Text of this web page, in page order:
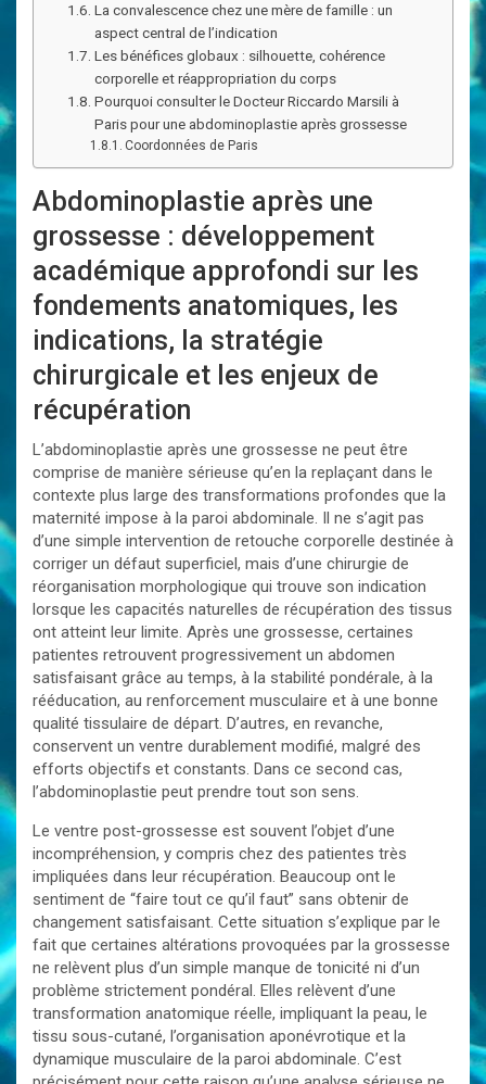
La convalescence chez une mère de famille : un
aspect central de l’indication
Les bénéfices globaux : silhouette, cohérence
corporelle et réappropriation du corps
Pourquoi consulter le Docteur Riccardo Marsili à
Paris pour une abdominoplastie après grossesse
Coordonnées de Paris
Abdominoplastie après une
grossesse : développement
académique approfondi sur les
fondements anatomiques, les
indications, la stratégie
chirurgicale et les enjeux de
récupération
L’abdominoplastie après une grossesse ne peut être
comprise de manière sérieuse qu’en la replaçant dans le
contexte plus large des transformations profondes que la
maternité impose à la paroi abdominale. Il ne s’agit pas
d’une simple intervention de retouche corporelle destinée à
corriger un défaut superficiel, mais d’une chirurgie de
réorganisation morphologique qui trouve son indication
lorsque les capacités naturelles de récupération des tissus
ont atteint leur limite. Après une grossesse, certaines
patientes retrouvent progressivement un abdomen
satisfaisant grâce au temps, à la stabilité pondérale, à la
rééducation, au renforcement musculaire et à une bonne
qualité tissulaire de départ. D’autres, en revanche,
conservent un ventre durablement modifié, malgré des
efforts objectifs et constants. Dans ce second cas,
l’abdominoplastie peut prendre tout son sens.
Le ventre post-grossesse est souvent l’objet d’une
incompréhension, y compris chez des patientes très
impliquées dans leur récupération. Beaucoup ont le
sentiment de “faire tout ce qu’il faut” sans obtenir de
changement satisfaisant. Cette situation s’explique par le
fait que certaines altérations provoquées par la grossesse
ne relèvent plus d’un simple manque de tonicité ni d’un
problème strictement pondéral. Elles relèvent d’une
transformation anatomique réelle, impliquant la peau, le
tissu sous-cutané, l’organisation aponévrotique et la
dynamique musculaire de la paroi abdominale. C’est